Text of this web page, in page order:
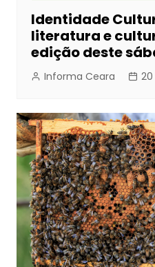
Identidade
literatura e
edição deste
Informa Ceara